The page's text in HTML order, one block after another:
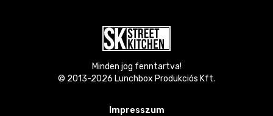
Minden jog fenntartva!
© 2013-2026 Lunchbox Produkciós Kft.
Impresszum